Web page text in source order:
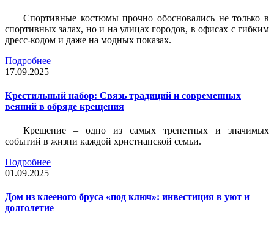
Спортивные костюмы прочно обосновались не только в
спортивных залах, но и на улицах городов, в офисах с гибким
дресс-кодом и даже на модных показах.
Подробнее
17.09.2025
Крестильный набор: Связь традиций и современных
веяний в обряде крещения
Крещение – одно из самых трепетных и значимых
событий в жизни каждой христианской семьи.
Подробнее
01.09.2025
Дом из клееного бруса «под ключ»: инвестиция в уют и
долголетие